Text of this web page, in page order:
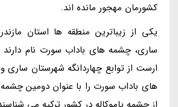
کشورمان مهجور مانده اند.
یکی از زیباترین منطقه ها استان
ساری، چشمه های باداب سورت نام
ارست از توابع چهاردانگه شهرستان
های باداب سورت را با عنوان دومین